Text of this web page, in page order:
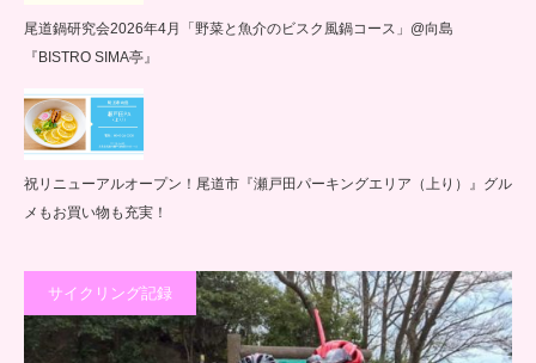
尾道鍋研究会2026年4月「野菜と魚介のビスク風鍋コース」@向島
『BISTRO SIMA亭』
祝リニューアルオープン！尾道市『瀬戸田パーキングエリア（上り）』グル
メもお買い物も充実！
サイクリング記録